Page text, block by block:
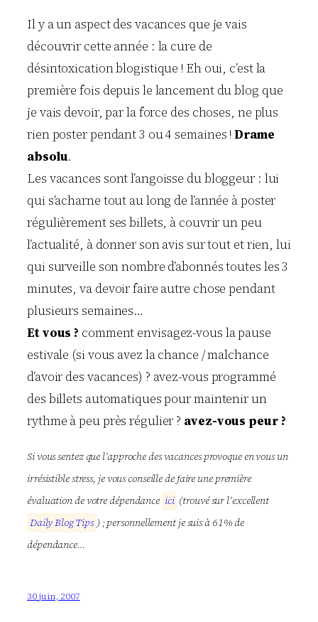
Il y a un aspect des vacances que je vais
découvrir cette année : la cure de
désintoxication blogistique ! Eh oui, c’est la
première fois depuis le lancement du blog que
je vais devoir, par la force des choses, ne plus
rien poster pendant 3 ou 4 semaines !Drame
absolu.
Les vacances sont l’angoisse du bloggeur : lui
qui s’acharne tout au long de l’année à poster
régulièrement ses billets, à couvrir un peu
l’actualité, à donner son avis sur tout et rien, lui
qui surveille son nombre d’abonnés toutes les 3
minutes, va devoir faire autre chose pendant
plusieurs semaines…
Et vous ? comment envisagez-vous la pause
estivale (si vous avez la chance / malchance
d’avoir des vacances) ? avez-vous programmé
des billets automatiques pour maintenir un
rythme à peu près régulier ? avez-vous peur ?
Si vous sentez que l’approche des vacances provoque en vous un
irrésistible stress, je vous conseille de faire une première
évaluation de votre dépendance ici (trouvé sur l’excellent
DailyBlogTips ) ; personnellement je suis à 61% de
dépendance…
30 juin, 2007